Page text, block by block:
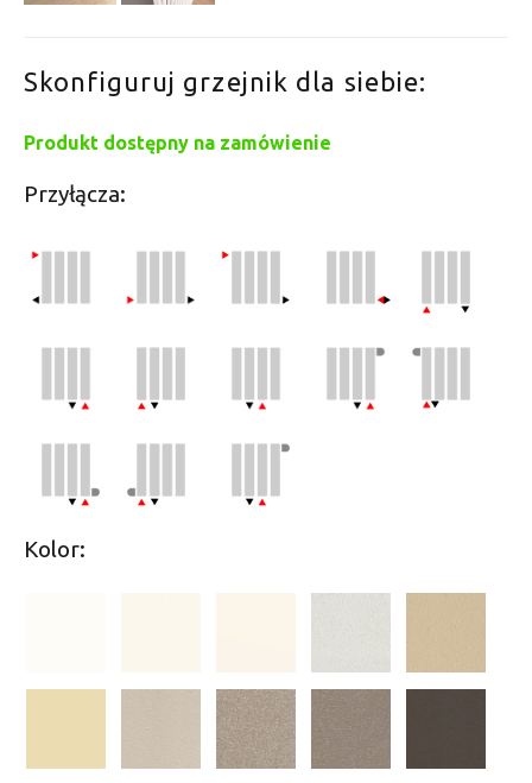
Skonfiguruj grzejnik dla siebie:
Produkt dostępny na zamówienie
Przyłącza:
Kolor: